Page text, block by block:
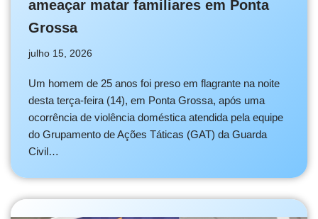
ameaçar matar familiares em Ponta
Grossa
julho 15, 2026
Um homem de 25 anos foi preso em flagrante na noite
desta terça-feira (14), em Ponta Grossa, após uma
ocorrência de violência doméstica atendida pela equipe
do Grupamento de Ações Táticas (GAT) da Guarda
Civil…